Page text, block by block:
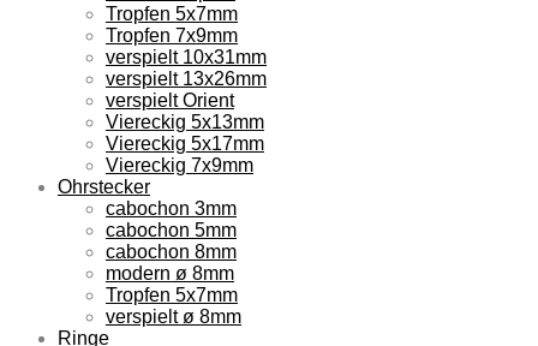
Tropfen 5x7mm
Tropfen 7x9mm
verspielt 10x31mm
verspielt 13x26mm
verspielt Orient
Viereckig 5x13mm
Viereckig 5x17mm
Viereckig 7x9mm
Ohrstecker
cabochon 3mm
cabochon 5mm
cabochon 8mm
modern ø 8mm
Tropfen 5x7mm
verspielt ø 8mm
Ringe